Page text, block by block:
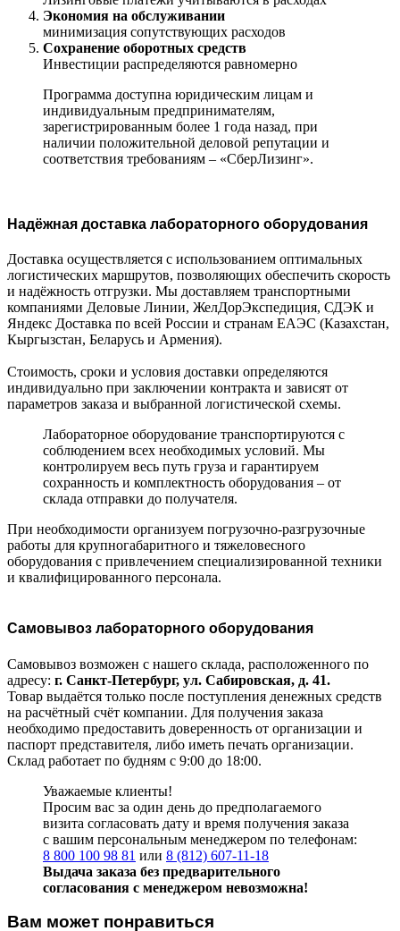
Экономия на обслуживании
минимизация сопутствующих расходов
Сохранение оборотных средств
Инвестиции распределяются равномерно
Программа доступна юридическим лицам и
индивидуальным предпринимателям,
зарегистрированным более 1 года назад, при
наличии положительной деловой репутации и
соответствия требованиям – «СберЛизинг».
Надёжная доставка лабораторного оборудования
Доставка осуществляется с использованием оптимальных
логистических маршрутов, позволяющих обеспечить скорость
и надёжность отгрузки. Мы доставляем транспортными
компаниями Деловые Линии, ЖелДорЭкспедиция, СДЭК и
Яндекс Доставка по всей России и странам ЕАЭС (Казахстан,
Кыргызстан, Беларусь и Армения).
Стоимость, сроки и условия доставки определяются
индивидуально при заключении контракта и зависят от
параметров заказа и выбранной логистической схемы.
Лабораторное оборудование транспортируются с
соблюдением всех необходимых условий. Мы
контролируем весь путь груза и гарантируем
сохранность и комплектность оборудования – от
склада отправки до получателя.
При необходимости организуем погрузочно-разгрузочные
работы для крупногабаритного и тяжеловесного
оборудования с привлечением специализированной техники
и квалифицированного персонала.
Самовывоз лабораторного оборудования
Самовывоз возможен с нашего склада, расположенного по
адресу: г. Санкт-Петербург, ул. Сабировская, д. 41.
Товар выдаётся только после поступления денежных средств
на расчётный счёт компании. Для получения заказа
необходимо предоставить доверенность от организации и
паспорт представителя, либо иметь печать организации.
Склад работает по будням с 9:00 до 18:00.
Уважаемые клиенты!
Просим вас за один день до предполагаемого
визита согласовать дату и время получения заказа
с вашим персональным менеджером по телефонам:
8 800 100 98 81 или 8 (812) 607-11-18
Выдача заказа без предварительного
согласования с менеджером невозможна!
Вам может понравиться